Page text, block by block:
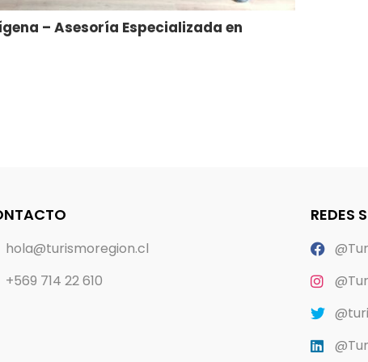
– Asesoría Especializada en
hola@turismoregion.cl
+569 714 22 610
REDES